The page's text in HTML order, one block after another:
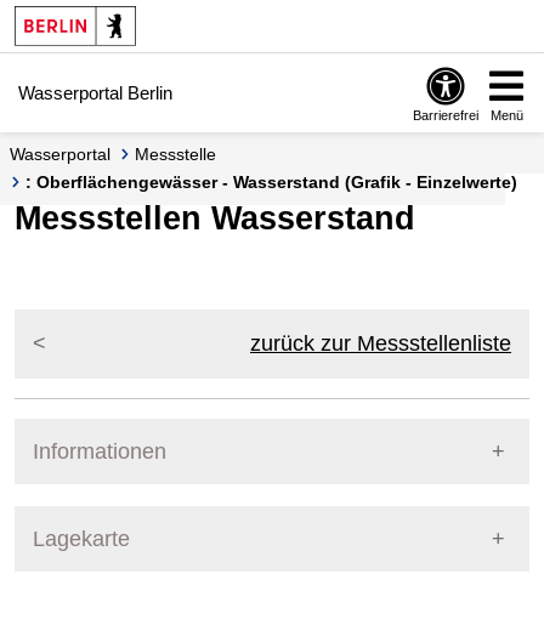
Springe zur Navigation
Springe zum Inhalt
Wasserportal Berlin
Barrierefrei Menü
Wasserportal
Messstelle
: Oberflächengewässer - Wasserstand (Grafik - Einzelwerte)
Messstellen Wasserstand
zurück zur Messstellenliste
Informationen
Lagekarte